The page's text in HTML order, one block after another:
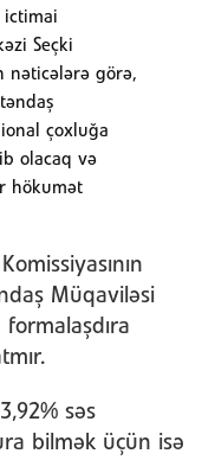
ictimai
Seçki
nəticələrə görə,
çoxluğa
olacaq və
hökumət
Müqaviləsi
formalaşdıra
səs
bilmək üçün isə